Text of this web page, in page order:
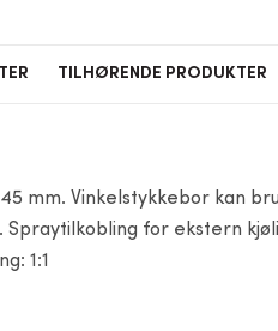
TILHØRENDE PRODUKTER
mm. Vinkelstykkebor kan
for ekstern
1:1